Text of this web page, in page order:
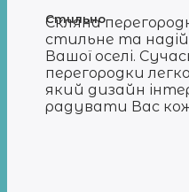
Стильно
Cкляна
стильне та
Вашої оселі.
перегородки
який дизайн
радувати Вас